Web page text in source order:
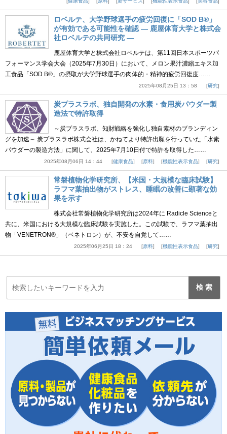
ロベルテ、大学野球選手の疲労回復に「SOD B®」
が有効である可能性を確認 ― 鹿屋体育大学と株式会
社ロベルテの共同研究 ―
鹿屋体育大学と株式会社ロベルテは、第11回日本スポーツパ
フォーマンス学会大会（2025年7月30日）において、メロン果汁濃縮エキス加
工食品「SOD B®」の摂取が大学野球選手の肉体的・精神的疲労回復度……
2025年08月25日 13：58 研究
炭プラスラボ、独自開発の水素・食用炭パウダー製
造法で特許取得
～炭プラスラボ、知財戦略を強化し独自素材のブランディン
グを加速～ 炭プラスラボ株式会社は、かねてより特許出願を行っていた「水素
パウダーの製造方法」に関して、2025年7月10日付で特許を取得した……
2025年08月06日 14：44 健康食品 原料 機能性表示食品 研究
常磐植物化学研究所、【米国・大規模な臨床試験】
ラフマ葉抽出物がストレス、睡眠の改善に顕著な効
果を示す
株式会社常磐植物化学研究所は2024年に Radicle Scienceと
共に、米国における大規模な臨床試験を実施した。この試験で、ラフマ葉抽出
物「VENETRON®」（ベネトロン）が、不安を自覚して……
2025年06月25日 18：24 原料 機能性表示食品 研究